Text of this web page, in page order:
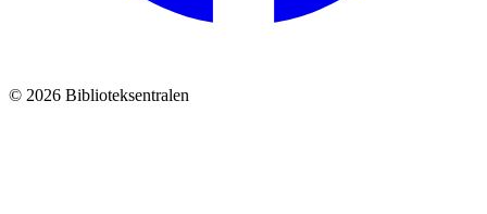
© 2026 Biblioteksentralen